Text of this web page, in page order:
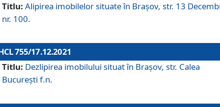
Titlu: Alipirea imobilelor situate în Brașov, str. 13
nr. 100.
755/17.12.2021
Titlu: Dezlipirea imobilului situat în Brașov, str. Calea
București f.n.